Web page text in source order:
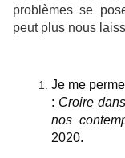
problèmes se
peut plus nous
Je me
: Croire
nos
2020.